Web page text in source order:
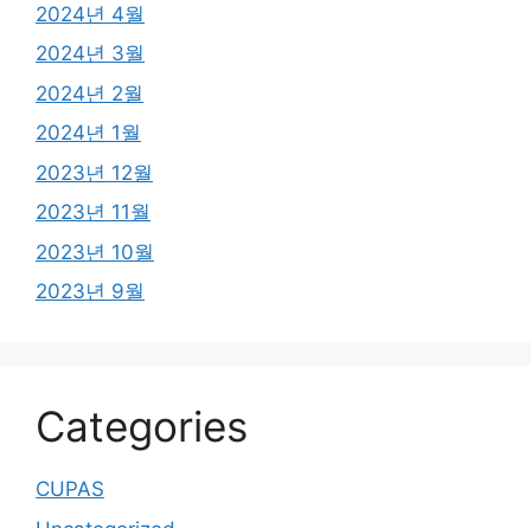
2024년 4월
2024년 3월
2024년 2월
2024년 1월
2023년 12월
2023년 11월
2023년 10월
2023년 9월
Categories
CUPAS